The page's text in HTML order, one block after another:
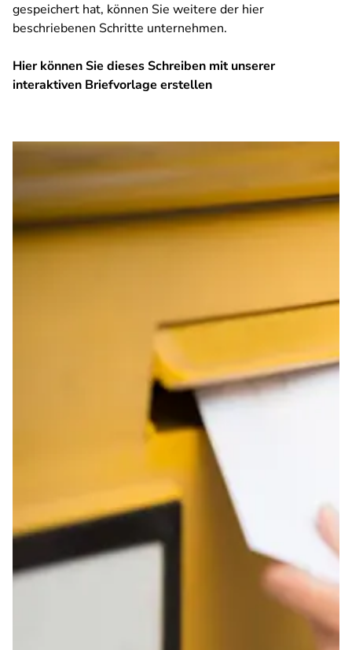
gespeichert hat, können Sie weitere der hier
beschriebenen Schritte unternehmen.
Hier können Sie dieses Schreiben mit unserer
interaktiven Briefvorlage erstellen